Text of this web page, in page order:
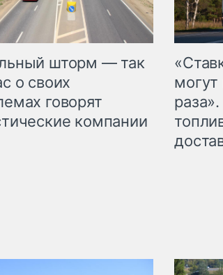
шторм — так
о своих
говорят
компании
могут